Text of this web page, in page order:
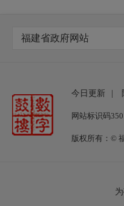
福建省政府网站
今日更新
网站标识码
版权所有：©